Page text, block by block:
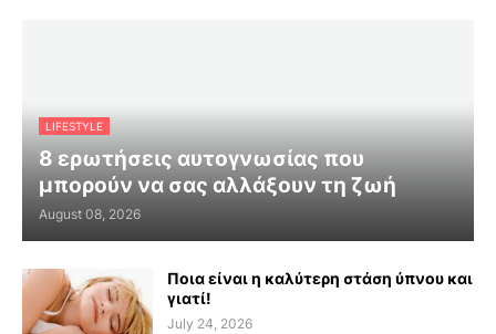
LIFESTYLE
8 ερωτήσεις αυτογνωσίας που
μπορούν να σας αλλάξουν τη ζωή
August 08, 2026
Ποια είναι η καλύτερη στάση ύπνου και
γιατί!
July 24, 2026